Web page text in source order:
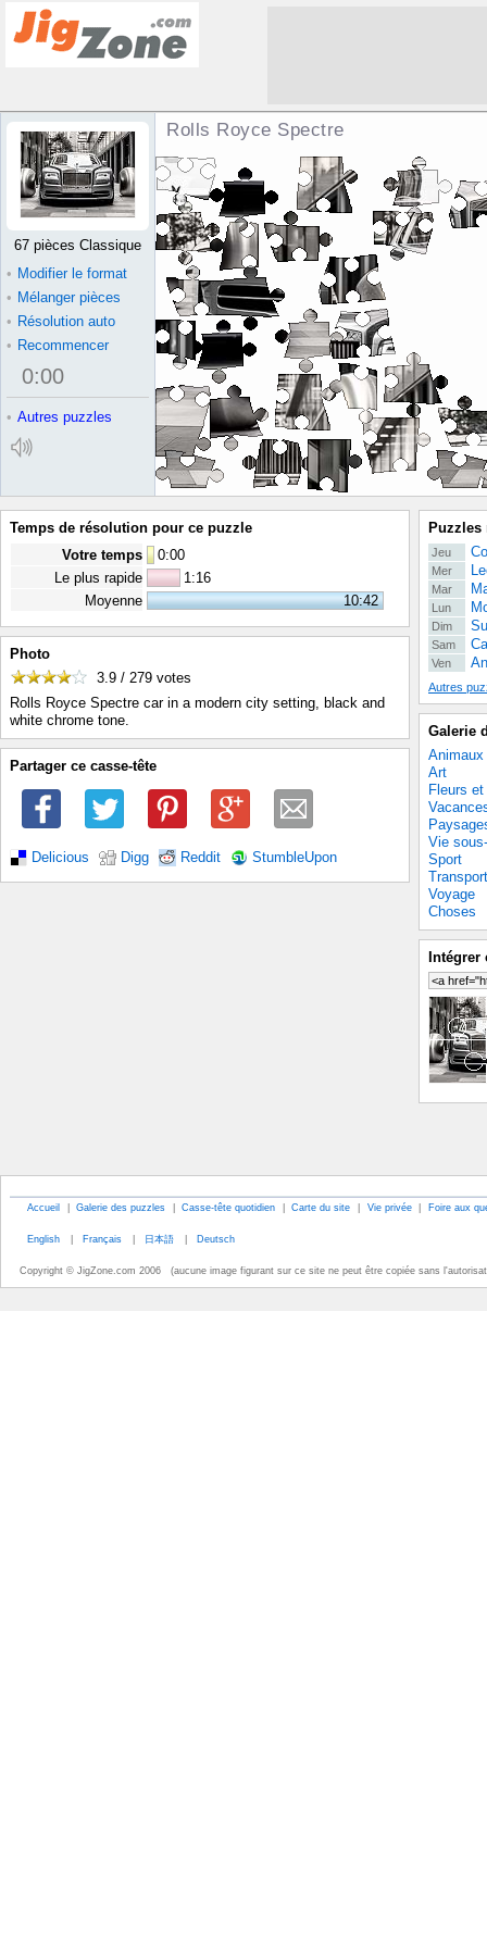
Rolls Royce Spectre Puzzle (casse-
67 pièces Classique
• Modifier le format
• Mélanger pièces
• Résolution auto
• Recommencer
0:00
• Autres puzzles
Temps de résolution pour ce puzzle
Votre temps
0:00
Le plus rapide
1:16
Moyenne
10:42
Photo
3.9 / 279 votes
Rolls Royce Spectre car in a modern city setting, black and
white chrome tone.
Partager ce casse-tête
Delicious Digg Reddit StumbleUpon
Puzzles
Jeu
Mer
Mar
Lun
Dim
Sam
Ven
Autres
Galerie
Animaux
Art
Fleurs
Vie
Sport
Transport
Voyage
Choses
Intégrer
Accueil | Galerie des puzzles | Casse-tête quotidien | Carte du site | Vie privée | Foire aux
English | Français | 日本語 | Deutsch
Copyright © JigZone.com 2006 (aucune image figurant sur ce site ne peut être copiée sans